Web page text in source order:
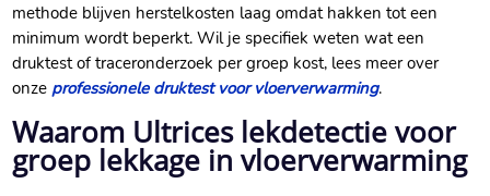
methode blijven herstelkosten laag omdat hakken tot een
minimum wordt beperkt.​ Wil je specifiek weten wat een
druktest of traceronderzoek per groep kost, lees meer over
onze professionele druktest voor vloerverwarming.​
Waarom Ultrices lekdetectie voor
groep lekkage in vloerverwarming